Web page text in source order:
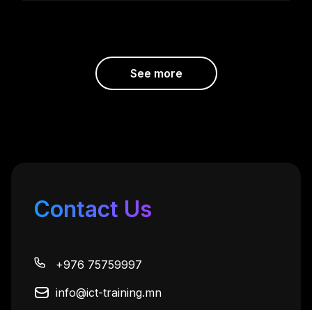
See more
Contact Us
+976 75759997
info@ict-training.mn
much.”
Мөнхтөр